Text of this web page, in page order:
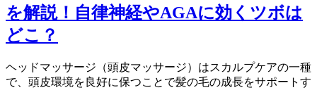
を解説！自律神経やAGAに効くツボは
どこ？
ヘッドマッサージ（頭皮マッサージ）はスカルプケアの一種
で、頭皮環境を良好に保つことで髪の毛の成長をサポートす